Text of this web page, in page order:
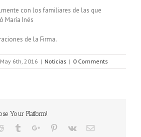
con los familiares de las que
María Inés
de la Firma.
May 6th, 2016 | Noticias | 0 Comments
Your Platform!
Reddit TumblrGoogle+Pinterest
Vk Email